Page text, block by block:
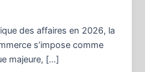
des affaires en 2026, la
s’impose comme
majeure, […]